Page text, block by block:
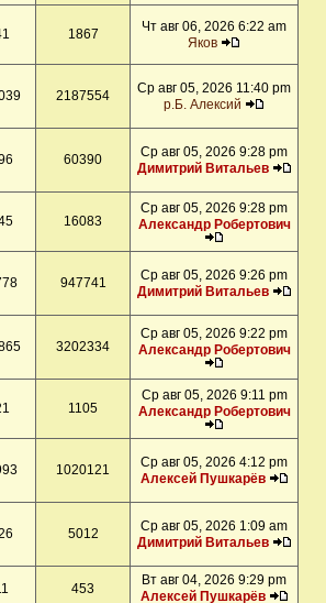
1867
Чт авг 06, 2026 6:22 am
Яков
2187554
Ср авг 05, 2026 11:40 pm
р.Б. Алексий
60390
Ср авг 05, 2026 9:28 pm
Димитрий Витальев
16083
Ср авг 05, 2026 9:28 pm
Александр Робертович
947741
Ср авг 05, 2026 9:26 pm
Димитрий Витальев
3202334
Ср авг 05, 2026 9:22 pm
Александр Робертович
1105
Ср авг 05, 2026 9:11 pm
Александр Робертович
1020121
Ср авг 05, 2026 4:12 pm
Алексей Пушкарёв
5012
Ср авг 05, 2026 1:09 am
Димитрий Витальев
453
Вт авг 04, 2026 9:29 pm
Алексей Пушкарёв